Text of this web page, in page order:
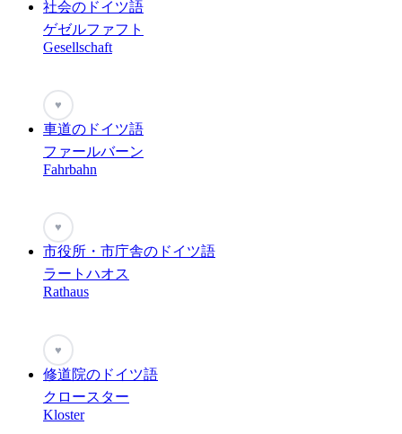
社会のドイツ語
ゲゼルファフト
Gesellschaft
♥
車道のドイツ語
ファールバーン
Fahrbahn
♥
市役所・市庁舎のドイツ語
ラートハオス
Rathaus
♥
修道院のドイツ語
クロースター
Kloster